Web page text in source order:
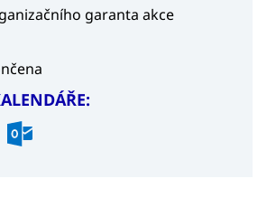
garanta akce